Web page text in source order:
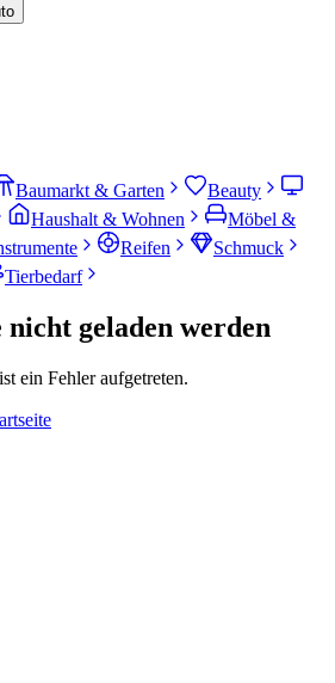
Baumarkt & Garten
Beauty
Haushalt & Wohnen
Möbel &
Reifen
Schmuck
Tierbedarf
geladen werden
ein Fehler aufgetreten.